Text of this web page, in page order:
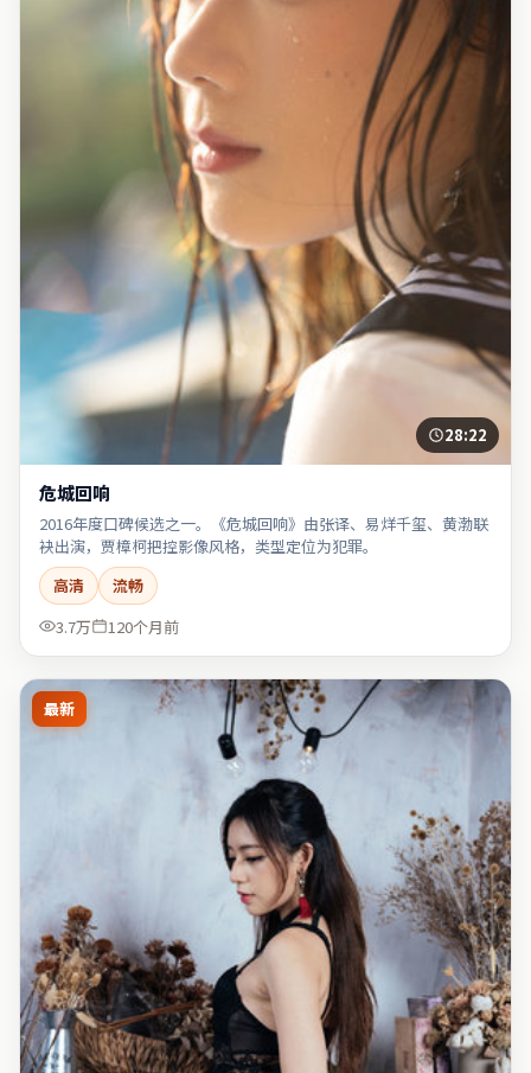
28:22
危城回响
2016年度口碑候选之一。《危城回响》由张译、易烊千玺、黄渤联
袂出演，贾樟柯把控影像风格，类型定位为犯罪。
高清
流畅
3.7万
120个月前
最新